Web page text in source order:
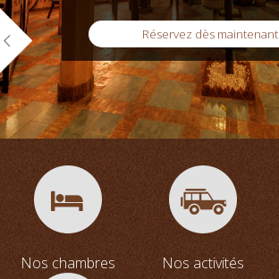
Réservez dès maintenant
Nos chambres Nos activités